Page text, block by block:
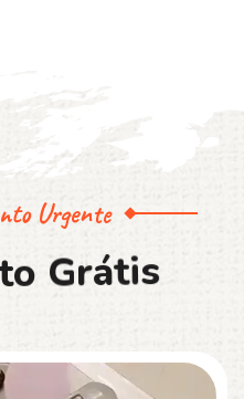
Urgente
o Grátis